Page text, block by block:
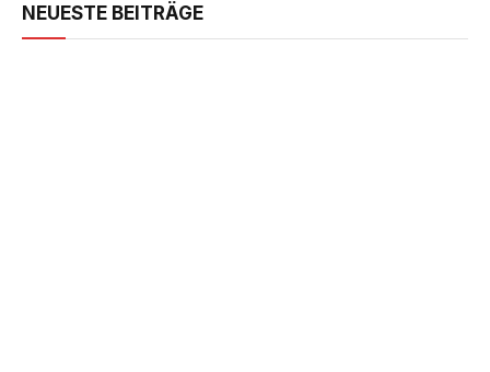
NEUESTE BEITRÄGE